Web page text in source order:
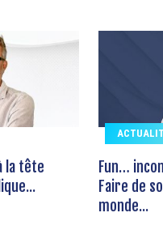
la tête
Fun…
Faire de
monde...